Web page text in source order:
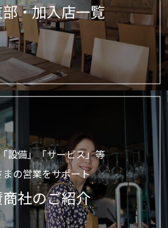
・加入店一覧
設備」「サービス」等
まの営業をサポート
社のご紹介